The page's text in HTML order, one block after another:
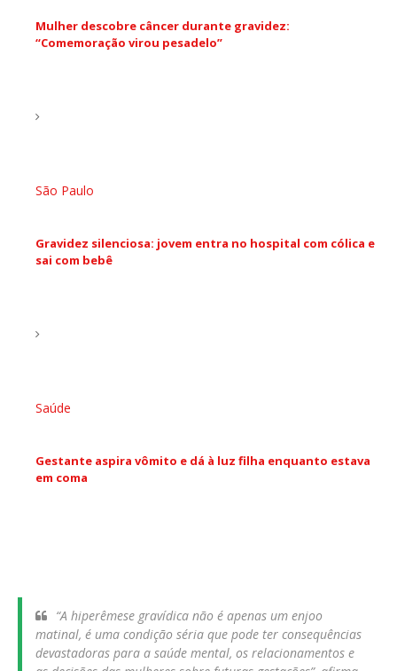
Mulher descobre câncer durante gravidez:
“Comemoração virou pesadelo”
São Paulo
Gravidez silenciosa: jovem entra no hospital com cólica e
sai com bebê
Saúde
Gestante aspira vômito e dá à luz filha enquanto estava
em coma
“A hiperêmese gravídica não é apenas um enjoo
matinal, é uma condição séria que pode ter consequências
devastadoras para a saúde mental, os relacionamentos e